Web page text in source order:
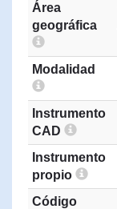
Área
geográfica
Modalidad
Instrumento
CAD
Instrumento
propio
Código